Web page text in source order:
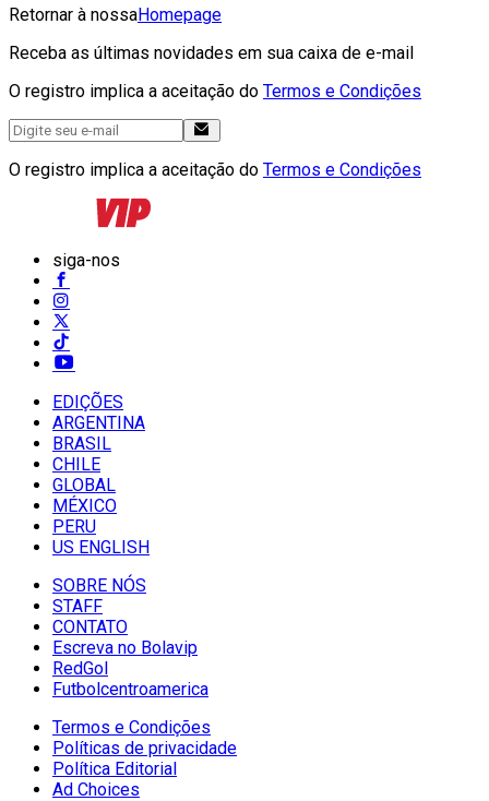
Retornar à nossaHomepage
Receba as últimas novidades em sua caixa de e-mail
O registro implica a aceitação do Termos e Condições
O registro implica a aceitação do Termos e Condições
siga-nos
EDIÇÕES
ARGENTINA
BRASIL
CHILE
GLOBAL
MÉXICO
PERU
US ENGLISH
SOBRE NÓS
STAFF
CONTATO
Escreva no Bolavip
RedGol
Futbolcentroamerica
Termos e Condições
Políticas de privacidade
Política Editorial
Ad Choices